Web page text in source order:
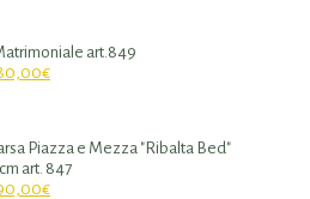
art.849
€
Piazza e Mezza "Ribalta Bed"
art. 847
€